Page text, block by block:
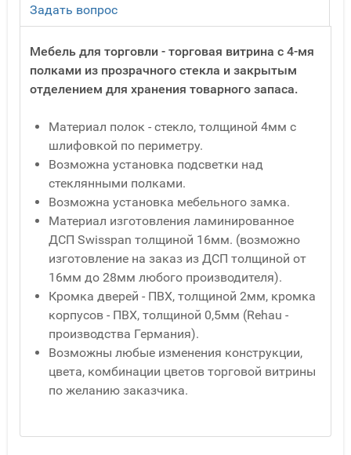
Задать вопрос
Мебель для торговли - торговая витрина с 4-мя
полками из прозрачного стекла и закрытым
отделением для хранения товарного запаса.
Материал полок - стекло, толщиной 4мм с
шлифовкой по периметру.
Возможна установка подсветки над
стеклянными полками.
Возможна установка мебельного замка.
Материал изготовления ламинированное
ДСП Swisspan толщиной 16мм. (возможно
изготовление на заказ из ДСП толщиной от
16мм до 28мм любого производителя).
Кромка дверей - ПВХ, толщиной 2мм, кромка
корпусов - ПВХ, толщиной 0,5мм (Rehau -
производства Германия).
Возможны любые изменения конструкции,
цвета, комбинации цветов торговой витрины
по желанию заказчика.